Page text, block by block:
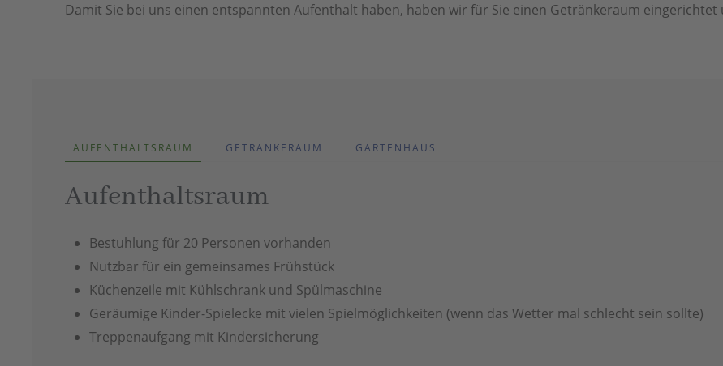
Damit Sie bei uns einen entspannten Aufenthalt haben, haben wir für Sie einen Getränkeraum
AUFENTHALTSRAUM GETRÄNKERAUM GARTENHAUS
Aufenthaltsraum
Bestuhlung für 20 Personen vorhanden
Nutzbar für ein gemeinsames Frühstück
Küchenzeile mit Kühlschrank und Spülmaschine
Geräumige Kinder-Spielecke mit vielen Spielmöglichkeiten (wenn das Wetter mal schlecht sein sollte)
Treppenaufgang mit Kindersicherung